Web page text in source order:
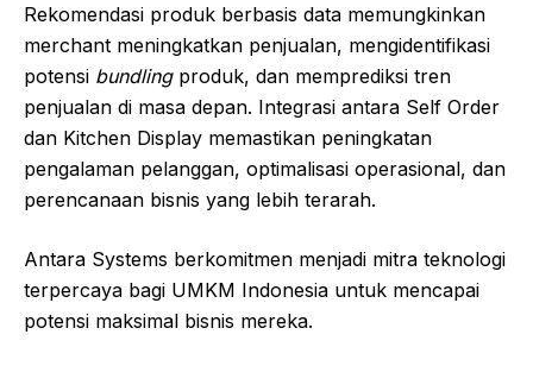
Rekomendasi produk berbasis data memungkinkan
merchant meningkatkan penjualan, mengidentifikasi
potensi bundlingproduk, dan memprediksi tren
penjualan di masa depan. Integrasi antara Self Order
dan Kitchen Display memastikan peningkatan
pengalaman pelanggan, optimalisasi operasional, dan
perencanaan bisnis yang lebih terarah.
Antara Systems berkomitmen menjadi mitra teknologi
terpercaya bagi UMKM Indonesia untuk mencapai
potensi maksimal bisnis mereka.